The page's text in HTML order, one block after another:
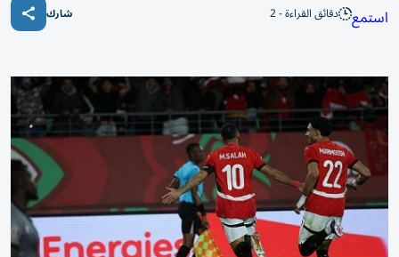
استمع دقائق القراءة - 2 شارك